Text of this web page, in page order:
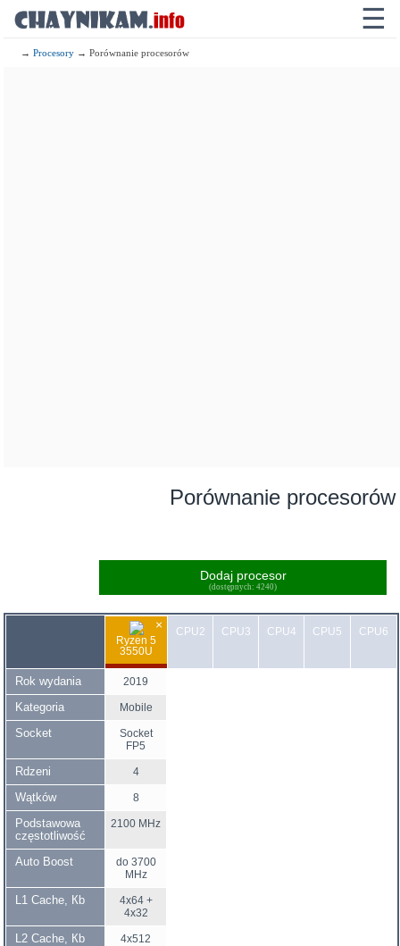
☰
→Procesory → Porównanie procesorów
Porównanie procesorów
Dodaj procesor
(dostępnych: 4240)
×
Ryzen 5
3550U
CPU2 CPU3 CPU4 CPU5 CPU6
Rok wydania 2019
Kategoria Mobile
Socket
Socket
FP5
Rdzeni 4
Wątków 8
Podstawowa
częstotliwość
2100 MHz
Auto Boost
do 3700
MHz
L1 Cache, Кb
4x64 +
4x32
L2 Cache, Кb 4x512